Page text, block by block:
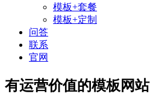
模板+套餐
模板+定制
问答
联系
官网
有运营价值的模板网站